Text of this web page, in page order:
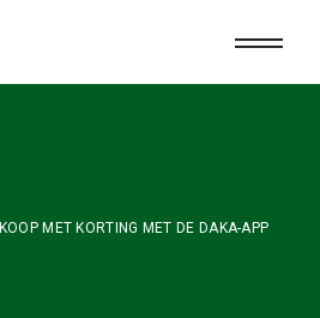
KOOP MET KORTING MET DE DAKA-APP